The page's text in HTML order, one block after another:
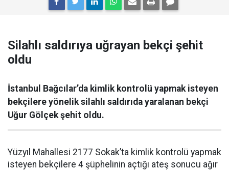
Silahlı saldırıya uğrayan bekçi şehit
oldu
İstanbul Bağcılar’da kimlik kontrolü yapmak isteyen
bekçilere yönelik silahlı saldırıda yaralanan bekçi
Uğur Gölçek şehit oldu.
Yüzyıl Mahallesi 2177 Sokak’ta kimlik kontrolü yapmak
isteyen bekçilere 4 şüphelinin açtığı ateş sonucu ağır